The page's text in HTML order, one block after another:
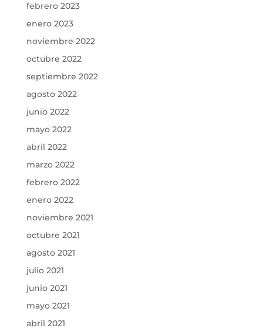
febrero 2023
enero 2023
noviembre 2022
octubre 2022
septiembre 2022
agosto 2022
junio 2022
mayo 2022
abril 2022
marzo 2022
febrero 2022
enero 2022
noviembre 2021
octubre 2021
agosto 2021
julio 2021
junio 2021
mayo 2021
abril 2021